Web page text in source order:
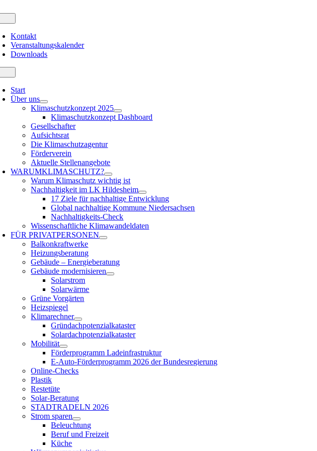
Inhalt
springen
Kontakt
Veranstaltungskalender
Downloads
Start
Über uns
Klimaschutzkonzept 2025
Klimaschutzkonzept Dashboard
Gesellschafter
Aufsichtsrat
Die Klimaschutzagentur
Förderverein
Aktuelle Stellenangebote
WARUMKLIMASCHUTZ?
Warum Klimaschutz wichtig ist
Nachhaltigkeit im LK Hildesheim
17 Ziele für nachhaltige Entwicklung
Global nachhaltige Kommune Niedersachsen
Nachhaltigkeits-Check
Wissenschaftliche Klimawandeldaten
FÜRPRIVATPERSONEN
Balkonkraftwerke
Heizungsberatung
Gebäude – Energieberatung
Gebäude modernisieren
Solarstrom
Solarwärme
Grüne Vorgärten
Heizspiegel
Klimarechner
Gründachpotenzialkataster
Solardachpotenzialkataster
Mobilität
Förderprogramm Ladeinfrastruktur
E-Auto-Förderprogramm 2026 der Bundesregierung
Online-Checks
Plastik
Restetüte
Solar-Beratung
STADTRADELN 2026
Strom sparen
Beleuchtung
Beruf und Freizeit
Küche